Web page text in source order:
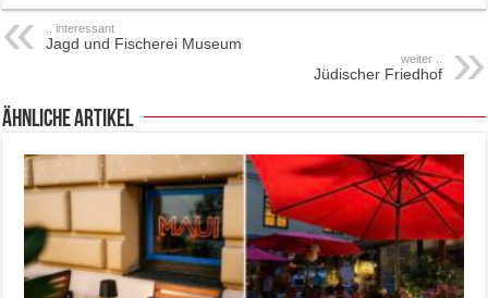
.. interessant
Jagd und Fischerei Museum
weiter ..
Jüdischer Friedhof
ähnliche Artikel